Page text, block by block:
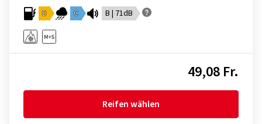
D C B | 71dB
49,08 Fr.
Reifen wählen